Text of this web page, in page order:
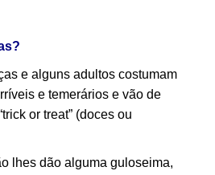
e alguns adultos costumam
e temerários e vão de
or treat” (doces ou
lhes dão alguma guloseima,